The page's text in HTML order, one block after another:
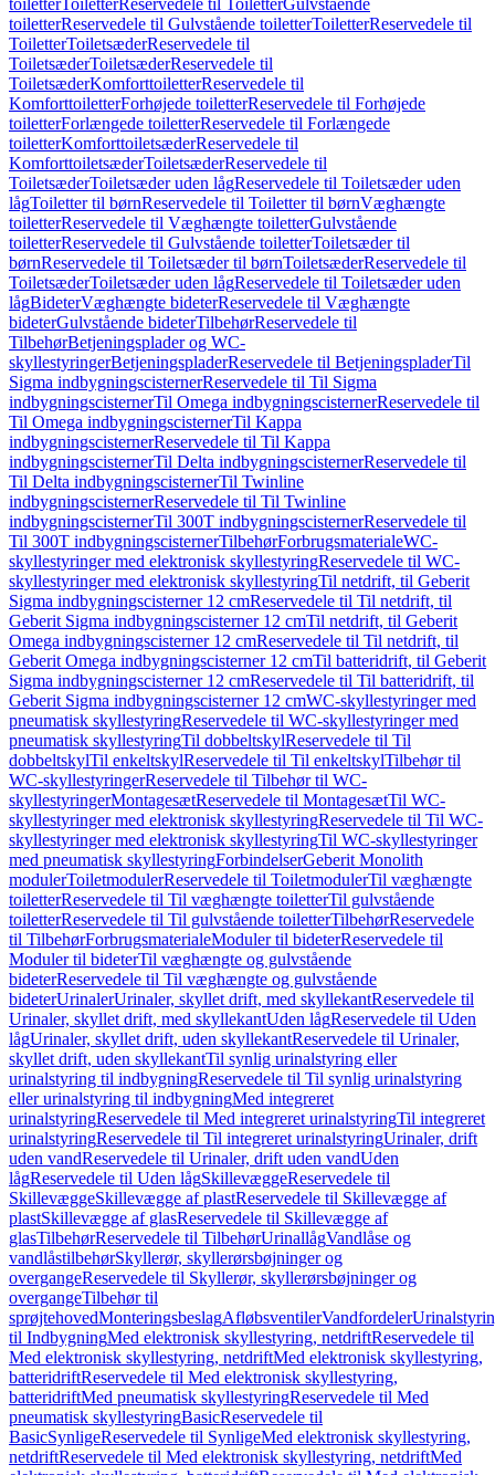
toiletterToiletterReservedele til ToiletterGulvstående
toiletterReservedele til Gulvstående toiletterToiletterReservedele til
ToiletterToiletsæderReservedele til
ToiletsæderToiletsæderReservedele til
ToiletsæderKomforttoiletterReservedele til
KomforttoiletterForhøjede toiletterReservedele til Forhøjede
toiletterForlængede toiletterReservedele til Forlængede
toiletterKomforttoiletsæderReservedele til
KomforttoiletsæderToiletsæderReservedele til
ToiletsæderToiletsæder uden lågReservedele til Toiletsæder uden
lågToiletter til børnReservedele til Toiletter til børnVæghængte
toiletterReservedele til Væghængte toiletterGulvstående
toiletterReservedele til Gulvstående toiletterToiletsæder til
børnReservedele til Toiletsæder til børnToiletsæderReservedele til
ToiletsæderToiletsæder uden lågReservedele til Toiletsæder uden
lågBideterVæghængte bideterReservedele til Væghængte
bideterGulvstående bideterTilbehørReservedele til
TilbehørBetjeningsplader og WC-
skyllestyringerBetjeningspladerReservedele til BetjeningspladerTil
Sigma indbygningscisternerReservedele til Til Sigma
indbygningscisternerTil Omega indbygningscisternerReservedele til
Til Omega indbygningscisternerTil Kappa
indbygningscisternerReservedele til Til Kappa
indbygningscisternerTil Delta indbygningscisternerReservedele til
Til Delta indbygningscisternerTil Twinline
indbygningscisternerReservedele til Til Twinline
indbygningscisternerTil 300T indbygningscisternerReservedele til
Til 300T indbygningscisternerTilbehørForbrugsmaterialeWC-
skyllestyringer med elektronisk skyllestyringReservedele til WC-
skyllestyringer med elektronisk skyllestyringTil netdrift, til Geberit
Sigma indbygningscisterner 12 cmReservedele til Til netdrift, til
Geberit Sigma indbygningscisterner 12 cmTil netdrift, til Geberit
Omega indbygningscisterner 12 cmReservedele til Til netdrift, til
Geberit Omega indbygningscisterner 12 cmTil batteridrift, til Geberit
Sigma indbygningscisterner 12 cmReservedele til Til batteridrift, til
Geberit Sigma indbygningscisterner 12 cmWC-skyllestyringer med
pneumatisk skyllestyringReservedele til WC-skyllestyringer med
pneumatisk skyllestyringTil dobbeltskylReservedele til Til
dobbeltskylTil enkeltskylReservedele til Til enkeltskylTilbehør til
WC-skyllestyringerReservedele til Tilbehør til WC-
skyllestyringerMontagesætReservedele til MontagesætTil WC-
skyllestyringer med elektronisk skyllestyringReservedele til Til WC-
skyllestyringer med elektronisk skyllestyringTil WC-skyllestyringer
med pneumatisk skyllestyringForbindelserGeberit Monolith
modulerToiletmodulerReservedele til ToiletmodulerTil væghængte
toiletterReservedele til Til væghængte toiletterTil gulvstående
toiletterReservedele til Til gulvstående toiletterTilbehørReservedele
til TilbehørForbrugsmaterialeModuler til bideterReservedele til
Moduler til bideterTil væghængte og gulvstående
bideterReservedele til Til væghængte og gulvstående
bideterUrinalerUrinaler, skyllet drift, med skyllekantReservedele til
Urinaler, skyllet drift, med skyllekantUden lågReservedele til Uden
lågUrinaler, skyllet drift, uden skyllekantReservedele til Urinaler,
skyllet drift, uden skyllekantTil synlig urinalstyring eller
urinalstyring til indbygningReservedele til Til synlig urinalstyring
eller urinalstyring til indbygningMed integreret
urinalstyringReservedele til Med integreret urinalstyringTil integreret
urinalstyringReservedele til Til integreret urinalstyringUrinaler, drift
uden vandReservedele til Urinaler, drift uden vandUden
lågReservedele til Uden lågSkillevæggeReservedele til
SkillevæggeSkillevægge af plastReservedele til Skillevægge af
plastSkillevægge af glasReservedele til Skillevægge af
glasTilbehørReservedele til TilbehørUrinallågVandlåse og
vandlåstilbehørSkyllerør, skyllerørsbøjninger og
overgangeReservedele til Skyllerør, skyllerørsbøjninger og
overgangeTilbehør til
sprøjtehovedMonteringsbeslagAfløbsventilerVandfordeler
til IndbygningMed elektronisk skyllestyring, netdriftReservedele til
Med elektronisk skyllestyring, netdriftMed elektronisk skyllestyring,
batteridriftReservedele til Med elektronisk skyllestyring,
batteridriftMed pneumatisk skyllestyringReservedele til Med
pneumatisk skyllestyringBasicReservedele til
BasicSynligeReservedele til SynligeMed elektronisk skyllestyring,
netdriftReservedele til Med elektronisk skyllestyring, netdriftMed